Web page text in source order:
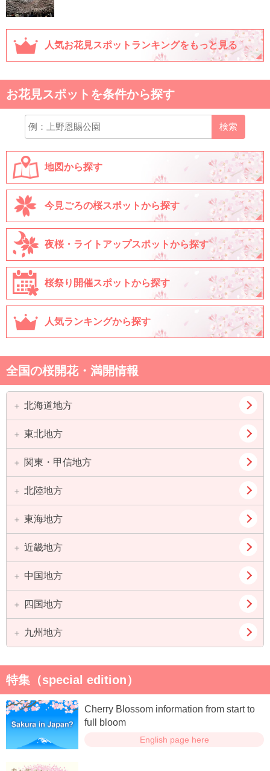
人気お花見スポットランキングをもっと見る
お花見スポットを条件から探す
検索
地図から探す
今見ごろの桜スポットから探す
夜桜・ライトアップスポットから探す
桜祭り開催スポットから探す
人気ランキングから探す
全国の桜開花・満開情報
北海道地方
道北
道央
東北地方
青森県
宮城県
山形県
関東・甲信地方
東京都
埼玉県
茨城県
群馬県
長野県
北陸地方
新潟県
石川県
東海地方
愛知県
静岡県
近畿地方
大阪府
京都府
奈良県
中国地方
鳥取県
岡山県
四国地方
徳島県九州地方
長崎県
大分県 宮崎県
鹿児島県
特集（special edition）
Cherry Blossom information from start to
full bloom
English page here